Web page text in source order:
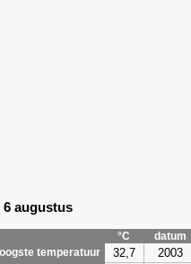
augustus
°C
datum
temperatuur
32,7 2003